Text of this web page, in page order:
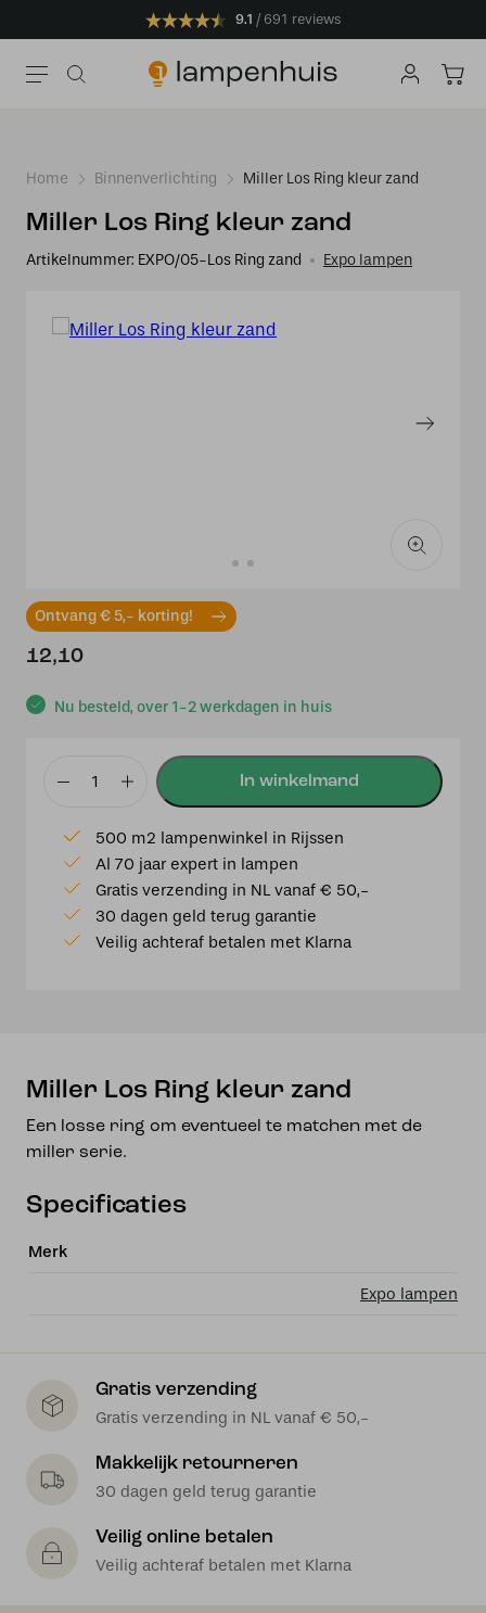
9.1 691 reviews
Home Binnenverlichting Miller Los Ring kleur zand
Miller Los Ring kleur zand
Artikelnummer: EXPO/05-Los Ring zand Expo lampen
Ontvang € 5,- korting!
Nu besteld, over 1-2 werkdagen in huis
12,10
Ring
kleur
zand
aantal
500 m2 lampenwinkel in Rijssen
Al 70 jaar expert in lampen
Gratis verzending in NL vanaf € 50,-
30 dagen geld terug garantie
Veilig achteraf betalen met Klarna
Miller Los Ring kleur zand
Een losse ring om eventueel te matchen met de
miller serie.
Specificaties
Merk
Expo lampen
Gratis verzending
Gratis verzending in NL vanaf € 50,-
Makkelijk retourneren
30 dagen geld terug garantie
Veilig online betalen
Veilig achteraf betalen met Klarna